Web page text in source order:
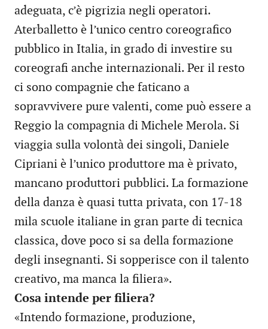
adeguata, c’è pigrizia negli operatori.
Aterballetto è l’unico centro coreografico
pubblico in Italia, in grado di investire su
coreografi anche internazionali. Per il resto
ci sono compagnie che faticano a
sopravvivere pure valenti, come può essere a
Reggio la compagnia di Michele Merola. Si
viaggia sulla volontà dei singoli, Daniele
Cipriani è l’unico produttore ma è privato,
mancano produttori pubblici. La formazione
della danza è quasi tutta privata, con 17-18
mila scuole italiane in gran parte di tecnica
classica, dove poco si sa della formazione
degli insegnanti. Si sopperisce con il talento
creativo, ma manca la filiera».
Cosa intende per filiera?
«Intendo formazione, produzione,